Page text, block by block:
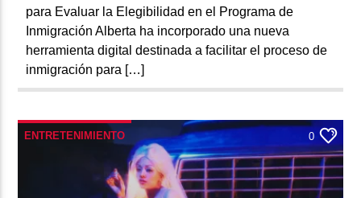
para Evaluar la Elegibilidad en el Programa de
Inmigración Alberta ha incorporado una nueva
herramienta digital destinada a facilitar el proceso de
inmigración para […]
ENTRETENIMIENTO 0